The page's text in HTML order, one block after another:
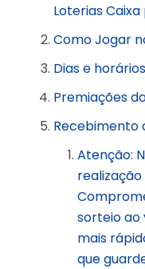
Loterias
Como Jogar
Dias e
Premiações
Recebimento
Atenção:
realização
sorteio ao
mais
que